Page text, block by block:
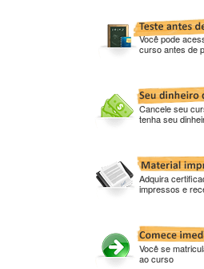
Você pode
curso antes de
Cancele seu
tenha seu
Adquira
impressos e
Você se
ao curso